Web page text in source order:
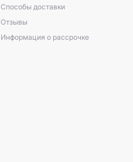
Способы доставки
Отзывы
Информация о рассрочке